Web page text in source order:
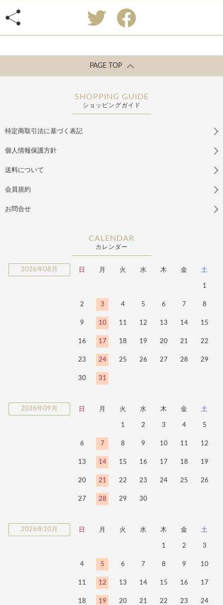
PAGE TOP
SHOPPING GUIDE
ショッピングガイド
特定商取引法に基づく表記
個人情報保護方針
送料について
会員規約
お問合せ
CALENDAR
カレンダー
2026年08月 日 月 火 水 木 金 土
1
2 3 4 5 6 7 8
9 10 11 12 13 14 15
16 17 18 19 20 21 22
23 24 25 26 27 28 29
30 31
2026年09月 日 月 火 水 木 金 土
1 2 3 4 5
6 7 8 9 10 11 12
13 14 15 16 17 18 19
20 21 22 23 24 25 26
27 28 29 30
2026年10月 日 月 火 水 木 金 土
1 2 3
4 5 6 7 8 9 10
11 12 13 14 15 16 17
18 19 20 21 22 23 24